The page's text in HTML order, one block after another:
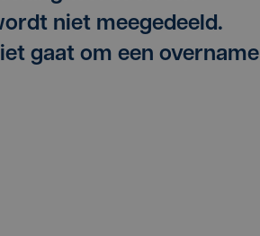
niet meegedeeld.
gaat om een overname